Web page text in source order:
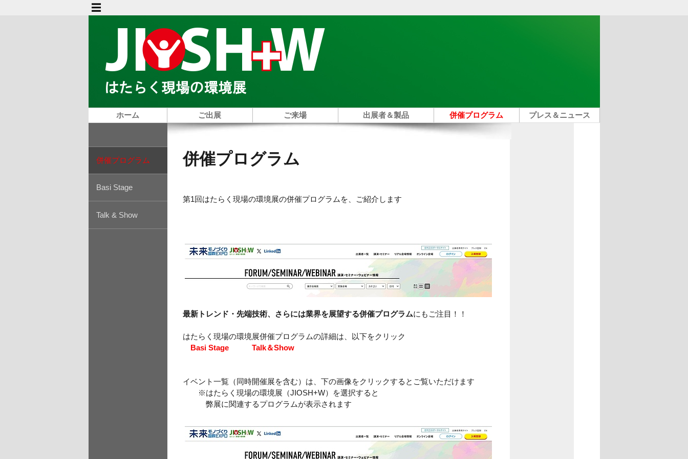
ホーム ご出展 ご来場 出展者＆製品 併催プログラム プレス＆ニュース
併催プログラム
Basi Stage
Talk & Show
併催プログラム
第1回はたらく現場の環境展の併催プログラムを、ご紹介します
最新トレンド・先端技術、さらには業界を展望する併催プログラムにもご注目！！
はたらく現場の環境展併催プログラムの詳細は、以下をクリック
Basi Stage
Talk＆Show
イベント一覧（同時開催展を含む）は、下の画像をクリックするとご覧いただけます
※はたらく現場の環境展（JIOSH+W）を選択すると
弊展に関連するプログラムが表示されます